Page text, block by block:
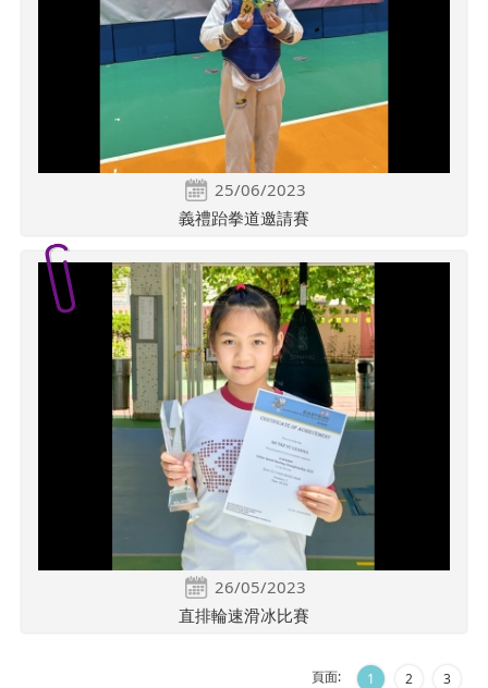
25/06/2023
義禮跆拳道邀請賽
26/05/2023
直排輪速滑冰比賽
頁面: 1 2 3